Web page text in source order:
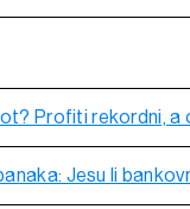
Profiti rekordni, a
Jesu li